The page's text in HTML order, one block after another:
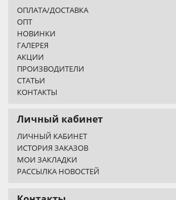
ОПЛАТА/ДОСТАВКА
ОПТ
НОВИНКИ
ГАЛЕРЕЯ
АКЦИИ
ПРОИЗВОДИТЕЛИ
СТАТЬИ
КОНТАКТЫ
Личный кабинет
ЛИЧНЫЙ КАБИНЕТ
ИСТОРИЯ ЗАКАЗОВ
МОИ ЗАКЛАДКИ
РАССЫЛКА НОВОСТЕЙ